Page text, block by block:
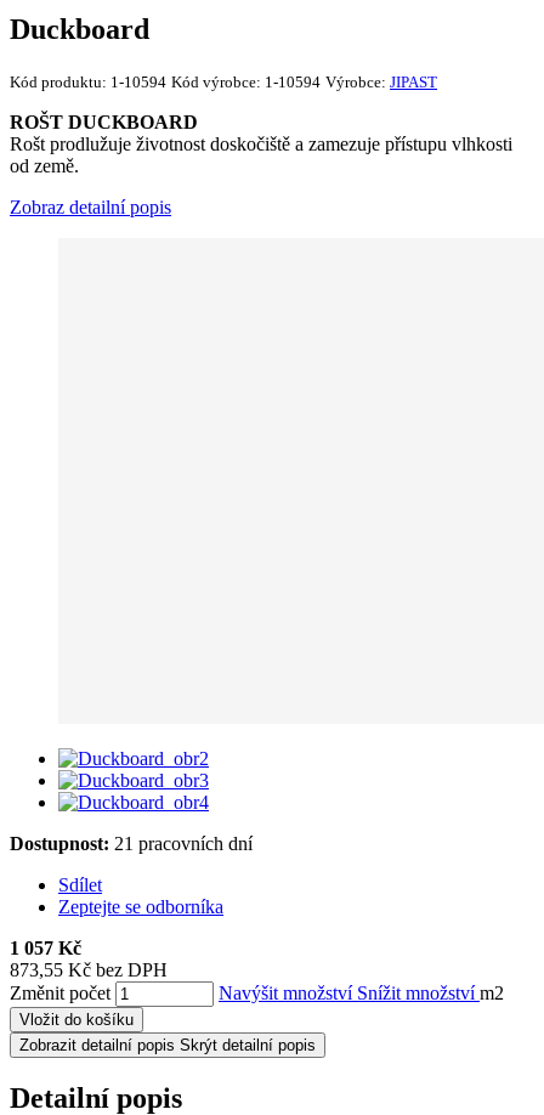
Duckboard
Kód produktu: 1-10594 Kód výrobce: 1-10594 Výrobce: JIPAST
ROŠT DUCKBOARD
Rošt prodlužuje životnost doskočiště a zamezuje přístupu vlhkosti
od země.
Zobraz detailní popis
Dostupnost: 21 pracovních dní
Sdílet
Zeptejte se odborníka
1 057 Kč
873,55 Kč bez DPH
Změnit počet
Navýšit množství Snížit množstvím2
Vložit do košíku
Zobrazit detailní popis Skrýt detailní popis
Detailní popis